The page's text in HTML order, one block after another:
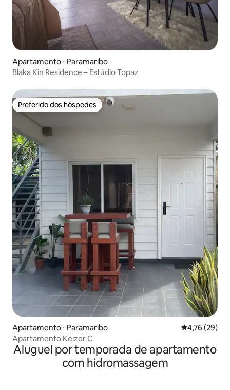
Apartamento ⋅ Paramaribo
Blaka Kin Residence – Estúdio Topaz
Preferido dos hóspedes
Preferido dos hóspedes
Apartamento ⋅ Paramaribo 4,76 de uma
4,76 (29)
Apartamento Keizer C
Aluguel por temporada de apartamento
com hidromassagem